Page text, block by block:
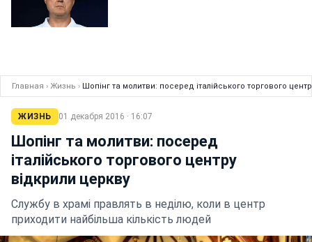
Главная › Жизнь › Шопінг та молитви: посеред італійського торгового
ЖИЗНЬ 01 декабря 2016 · 16:07
Шопінг та молитви: посеред
італійського торгового центру
відкрили церкву
Службу в храмі правлять в неділю, коли в центр
приходити найбільша кількість людей